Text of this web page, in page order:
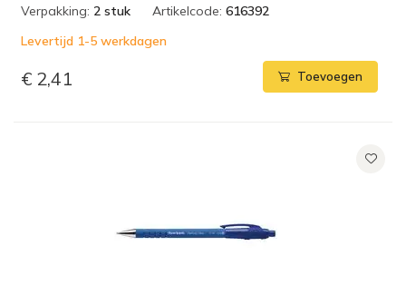
Verpakking: 2 stuk Artikelcode: 616392
Levertijd 1-5 werkdagen
€ 2,41 Toevoegen